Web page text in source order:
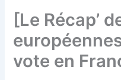
[Le Récap’
vote en